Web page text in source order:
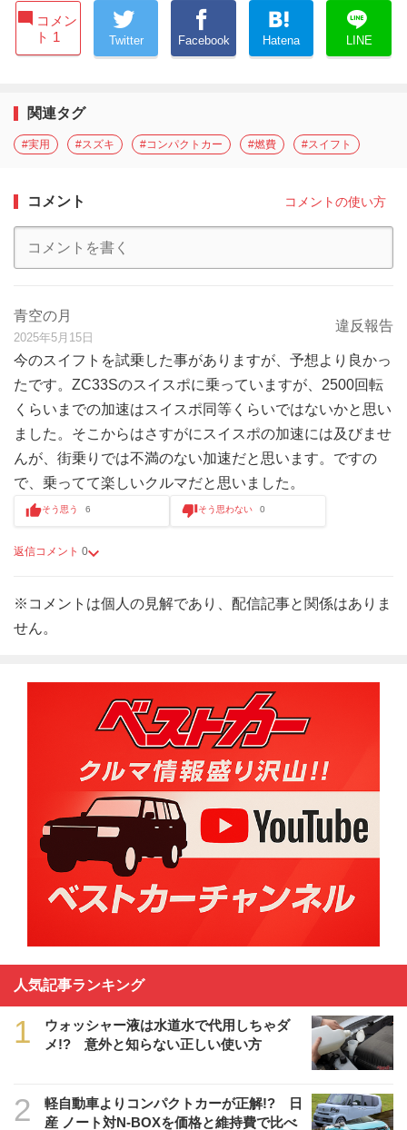
コメン
ト 1
Twitter Facebook Hatena LINE
関連タグ
#実用 #スズキ #コンパクトカー #燃費 #スイフト
コメント コメントの使い方
青空の月
2025年5月15日
違反報告
今のスイフトを試乗した事がありますが、予想より良かっ
たです。ZC33Sのスイスポに乗っていますが、2500回転
くらいまでの加速はスイスポ同等くらいではないかと思い
ました。そこからはさすがにスイスポの加速には及びませ
んが、街乗りでは不満のない加速だと思います。ですの
で、乗ってて楽しいクルマだと思いました。
返信コメント 0
そう思う 6 そう思わない 0
※コメントは個人の見解であり、配信記事と関係はありま
せん。
人気記事ランキング
1
ウォッシャー液は水道水で代用しちゃダ
メ!? 意外と知らない正しい使い方
2
軽自動車よりコンパクトカーが正解!? 日
産 ノート対N-BOXを価格と維持費で比べ